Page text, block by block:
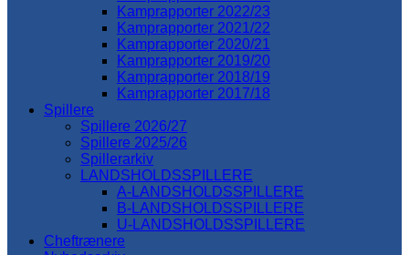
Kamprapporter 2022/23
Kamprapporter 2021/22
Kamprapporter 2020/21
Kamprapporter 2019/20
Kamprapporter 2018/19
Kamprapporter 2017/18
Spillere
Spillere 2026/27
Spillere 2025/26
Spillerarkiv
LANDSHOLDSSPILLERE
A-LANDSHOLDSSPILLERE
B-LANDSHOLDSSPILLERE
U-LANDSHOLDSSPILLERE
Cheftrænere